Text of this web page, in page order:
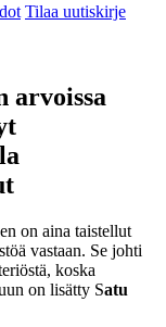
Tilaa uutiskirje
arvoissa
on aina taistellut
vastaan. Se johti
koska
on lisätty Satu